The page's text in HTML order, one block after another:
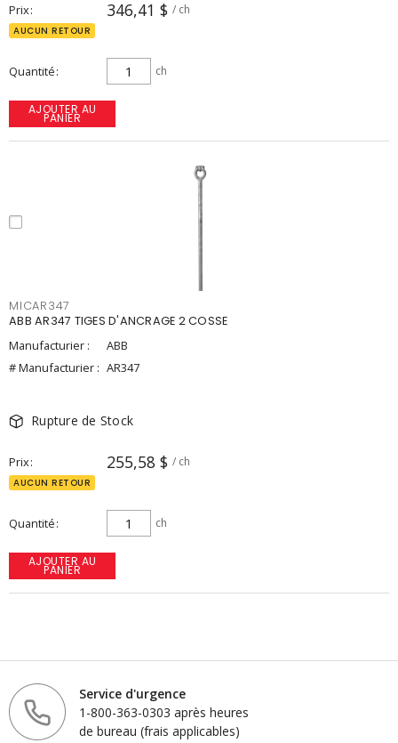
Prix 346,41 $ / ch
AUCUN RETOUR
Quantité ch
AJOUTER AU
PANIER
MICAR347
ABB AR347 TIGES D'ANCRAGE 2 COSSE
Manufacturier :
ABB
# Manufacturier : AR347
Rupture de Stock
Prix 255,58 $ / ch
AUCUN RETOUR
Quantité ch
AJOUTER AU
PANIER
Service d'urgence
1-800-363-0303 après heures
de bureau (frais applicables)